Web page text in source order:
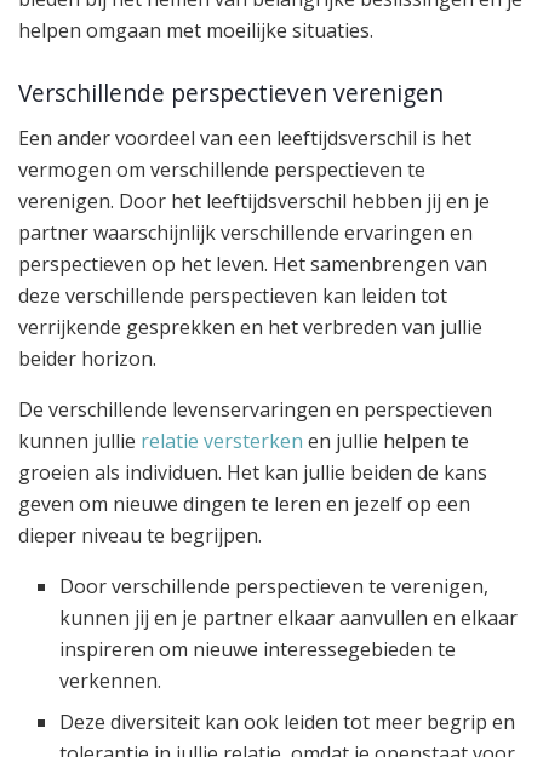
helpen omgaan met moeilijke situaties.
Verschillende perspectieven verenigen
Een ander voordeel van een leeftijdsverschil is het
vermogen om verschillende perspectieven te
verenigen. Door het leeftijdsverschil hebben jij en je
partner waarschijnlijk verschillende ervaringen en
perspectieven op het leven. Het samenbrengen van
deze verschillende perspectieven kan leiden tot
verrijkende gesprekken en het verbreden van jullie
beider horizon.
De verschillende levenservaringen en perspectieven
kunnen jullie relatie versterken en jullie helpen te
groeien als individuen. Het kan jullie beiden de kans
geven om nieuwe dingen te leren en jezelf op een
dieper niveau te begrijpen.
Door verschillende perspectieven te verenigen,
kunnen jij en je partner elkaar aanvullen en elkaar
inspireren om nieuwe interessegebieden te
verkennen.
Deze diversiteit kan ook leiden tot meer begrip en